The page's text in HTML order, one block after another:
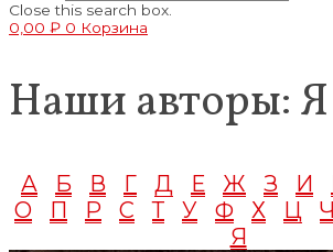
Close this search box.
0,00 ₽ 0 Корзина
Наши авторы: Я
А Б В Г Д Е Ж З И
О
П Р С Т У Ф Х Ц Ч
Я